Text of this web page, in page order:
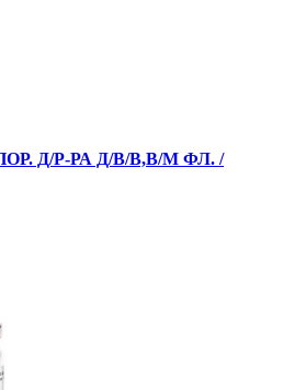
Д/Р-РА Д/В/В,В/М ФЛ. /